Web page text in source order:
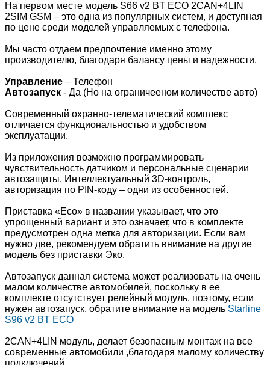
На первом месте модель S66 v2 BT ECO 2CAN+4LIN
2SIM GSM – это одна из популярных систем, и доступная
по цене среди моделей управляемых с телефона.
Мы часто отдаем предпочтение именно этому
производителю, благодаря балансу цены и надежности.
Управление – Телефон
Автозапуск - Да (Но на ограничееном количестве авто)
Современный охранно-телематический комплекс
отличается функциональностью и удобством
эксплуатации.
Из приложения возможно программировать
чувствительность датчиком и персональные сценарии
автозащиты. Интеллектуальный 3D-контроль,
авторизация по PIN-коду – одни из особенностей.
Приставка «Eco» в названии указывает, что это
упрощенный вариант и это означает, что в комплекте
предусмотрен одна метка для авторизации. Если вам
нужно две, рекомендуем обратить внимание на другие
модель без приставки Эко.
Автозапуск данная система может реализовать на очень
малом количестве автомобилей, поскольку в ее
комплекте отсутствует релейный модуль, поэтому, если
нужен автозапуск, обратите внимание на модель Starline
S96 v2 BT ECO
2CAN+4LIN модуль, делает безопасным монтаж на все
современные автомобили ,благодаря малому количеству